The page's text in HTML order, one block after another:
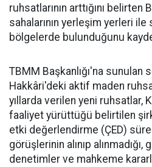
ruhsatlarının arttığını belirten
sahalarının yerleşim yerleri ile
bölgelerde bulunduğunu
TBMM Başkanlığı'na sunulan
Hakkâri'deki aktif maden
yıllarda verilen yeni ruhsatlar,
faaliyet yürüttüğü belirtilen
etki değerlendirme (ÇED)
görüşlerinin alınıp
denetimler ve mahkeme